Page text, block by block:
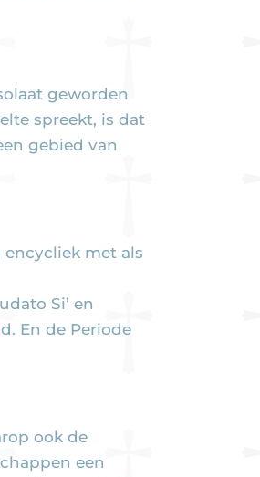
geworden
spreekt, is dat
gebied van
encycliek met als
Si’ en
En de Periode
ook de
een